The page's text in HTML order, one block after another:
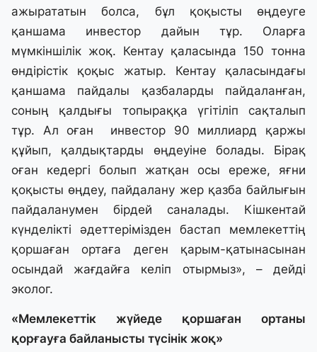
ажырататын болса, бұл қоқысты өңдеуге
қаншама инвестор дайын тұр. Оларға
мүмкіншілік жоқ. Кентау қаласында 150 тонна
өндірістік қоқыс жатыр. Кентау қаласындағы
қаншама пайдалы қазбаларды пайдаланған,
соның қалдығы топыраққа үгітіліп сақталып
тұр. Ал оған инвестор 90 миллиард қаржы
құйып, қалдықтарды өңдеуіне болады. Бірақ
оған кедергі болып жатқан осы ереже, яғни
қоқысты өңдеу, пайдалану жер қазба байлығын
пайдаланумен бірдей саналады. Кішкентай
күнделікті әдеттерімізден бастап мемлекеттің
қоршаған ортаға деген қарым-қатынасынан
осындай жағдайға келіп отырмыз», – дейді
эколог.
«Мемлекеттік жүйеде қоршаған ортаны
қорғауға байланысты түсінік жоқ»